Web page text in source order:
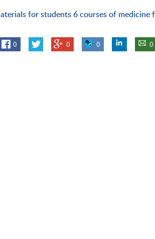
for students 6 courses of medicine
0 0 0 0